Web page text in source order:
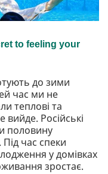
до зими
час ми не
теплові та
вийде. Російські
половину
Під час спеки
у домівках
зростає.